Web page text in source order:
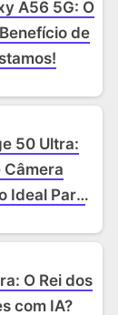
A56 5G: O
de
50 Ultra:
Câmera
Ideal Para
O Rei dos
com IA?